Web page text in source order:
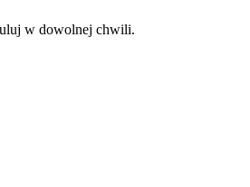
w dowolnej chwili.